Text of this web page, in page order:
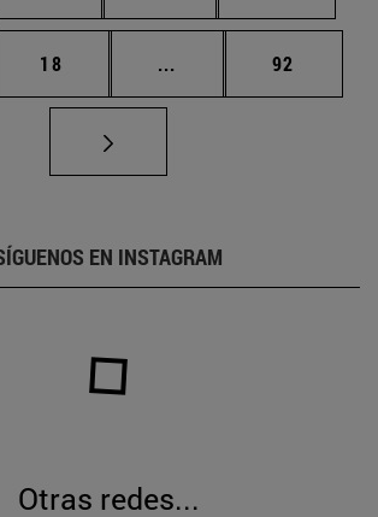
Página
18 ... Páginas intermedias
Página
92
EN INSTAGRAM
Otras redes...